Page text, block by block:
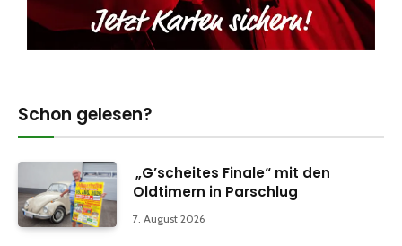
Schon gelesen?
„G’scheites Finale“ mit den
Oldtimern in Parschlug
7. August 2026